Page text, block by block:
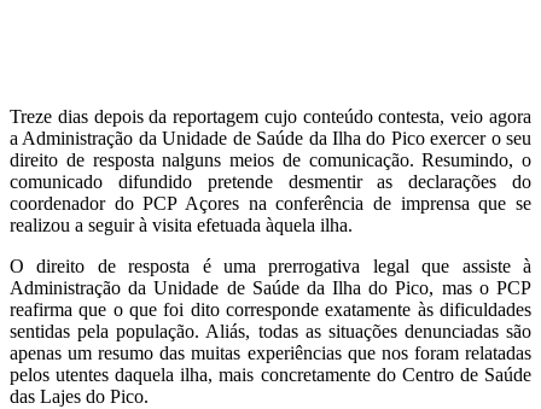
Treze dias depois da reportagem cujo conteúdo contesta, veio agora
a Administração da Unidade de Saúde da Ilha do Pico exercer o seu
direito de resposta nalguns meios de comunicação. Resumindo, o
comunicado difundido pretende desmentir as declarações do
coordenador do PCP Açores na conferência de imprensa que se
realizou a seguir à visita efetuada àquela ilha.
O direito de resposta é uma prerrogativa legal que assiste à
Administração da Unidade de Saúde da Ilha do Pico, mas o PCP
reafirma que o que foi dito corresponde exatamente às dificuldades
sentidas pela população. Aliás, todas as situações denunciadas são
apenas um resumo das muitas experiências que nos foram relatadas
pelos utentes daquela ilha, mais concretamente do Centro de Saúde
das Lajes do Pico.